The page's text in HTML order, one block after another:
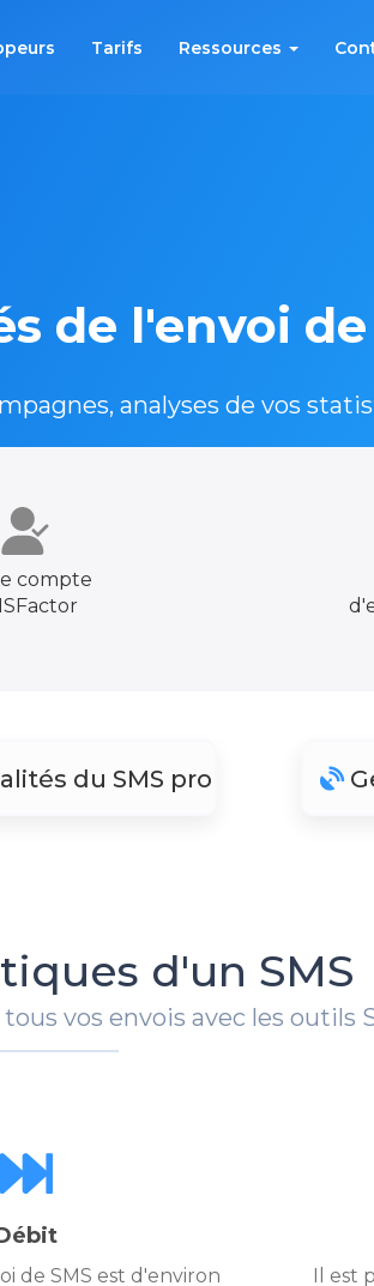
Tarifs Ressources
de l'envoi de
analyses de vos
compte
du SMS pro
d'un SMS
vos envois avec les outils
de SMS est d'environ
Il est